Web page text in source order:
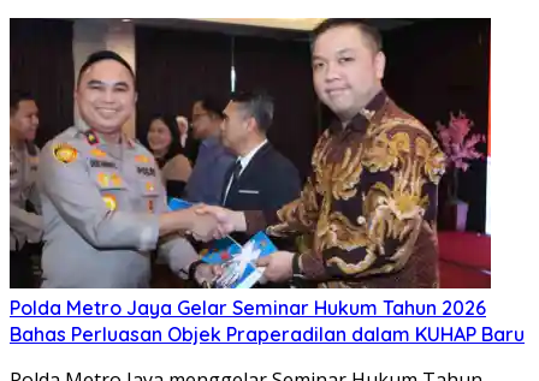
Polda Metro Jaya Gelar Seminar Hukum Tahun 2026
Bahas Perluasan Objek Praperadilan dalam KUHAP Baru